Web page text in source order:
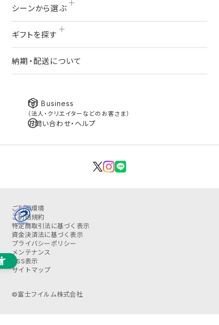
シーンから選ぶ
ギフトを探す
納期・配送について
for Business
（法人・クリエイターなどのお客さま）
お問い合わせ・ヘルプ
ご利用環境
ご利用規約
特定商取引法に基づく表示
資金決済法に基づく表示
プライバシーポリシー
メンテナンス
OSS表示
サイトマップ
©富士フイルム株式会社